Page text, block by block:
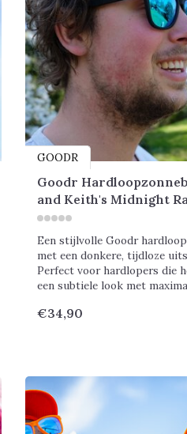
GOODR
Goodr
and Keith's Midnight
Een stijlvolle Goodr
met een donkere, tijdloze
Perfect voor hardlopers die
een subtiele look met
€34,90